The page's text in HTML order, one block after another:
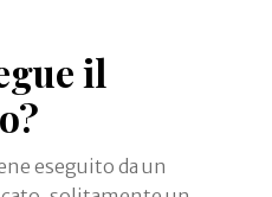
il
eseguito da un